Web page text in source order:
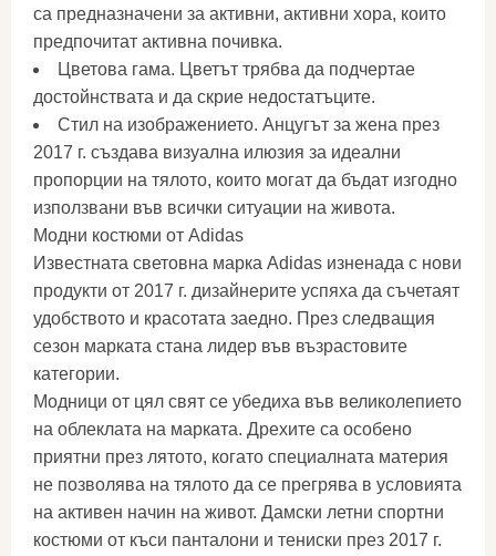
са предназначени за активни, активни хора, които
предпочитат активна почивка.
Цветова гама. Цветът трябва да подчертае
достойнствата и да скрие недостатъците.
Стил на изображението. Анцугът за жена през
2017 г. създава визуална илюзия за идеални
пропорции на тялото, които могат да бъдат изгодно
използвани във всички ситуации на живота.
Модни костюми от Adidas
Известната световна марка Adidas изненада с нови
продукти от 2017 г. дизайнерите успяха да съчетаят
удобството и красотата заедно. През следващия
сезон марката стана лидер във възрастовите
категории.
Модници от цял ​​свят се убедиха във великолепието
на облеклата на марката. Дрехите са особено
приятни през лятото, когато специалната материя
не позволява на тялото да се прегрява в условията
на активен начин на живот. Дамски летни спортни
костюми от къси панталони и тениски през 2017 г.